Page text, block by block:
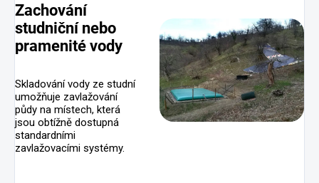
Zachování
studniční nebo
pramenité vody
Skladování vody ze studní
umožňuje zavlažování
půdy na místech, která
jsou obtížně dostupná
standardními
zavlažovacími systémy.